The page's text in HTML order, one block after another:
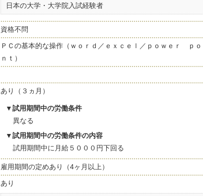
日本の大学・大学院入試経験者
資格不問
ＰＣの基本的な操作（ｗｏｒｄ／ｅｘｃｅｌ／ｐｏｗｅｒ ｐ
ｎｔ）
あり（３ヵ月）
試用期間中の労働条件
異なる
試用期間中の労働条件の内容
試用期間中に月給５０００円下回る
雇用期間の定めあり（4ヶ月以上）
あり